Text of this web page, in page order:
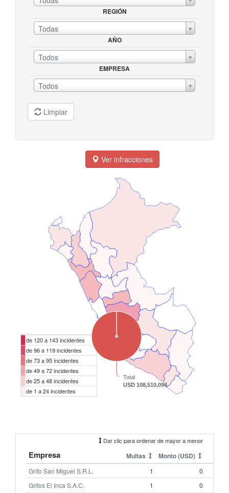
REGIÓN
Todas
SECTORREGIÓN
AÑO
Todos
AÑOEMPRESA
EMPRESA
Todos
Limpiar
Ver infracciones
de 120 a 143 incidentes
de 96 a 119 incidentes
de 73 a 95 incidentes
de 49 a 72 incidentes
de 25 a 48 incidentes
de 1 a 24 incidentes
Total
USD 108,510,094
Dar clic para ordenar de mayor a menor
Empresa Multas Monto (USD)
Grifo San Miguel S.R.L. 1 0
Grifos El Inca S.A.C.
1 0